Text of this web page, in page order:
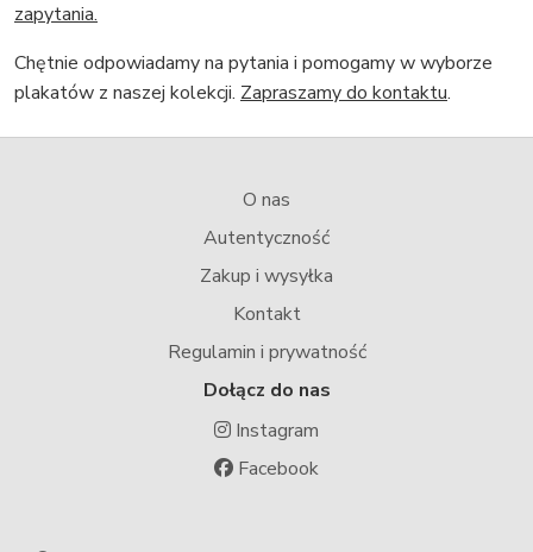
zapytania.
Chętnie odpowiadamy na pytania i pomogamy w wyborze
plakatów z naszej kolekcji. Zapraszamy do kontaktu.
O nas
Autentyczność
Zakup i wysyłka
Kontakt
Regulamin i prywatność
Dołącz do nas
Instagram
Facebook